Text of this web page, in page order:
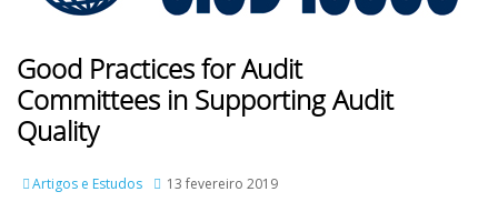
Good Practices for Audit
Committees in Supporting Audit
Quality
Artigos e Estudos 13 fevereiro 2019